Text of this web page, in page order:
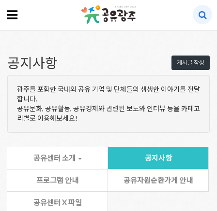
게시글 작성
공지사항
광주를 포함한 국내외 공유 기업 및 단체들의 생생한 이야기를 전달
합니다.
공유문화, 공유활동, 공유경제와 관련된 보도와 인터뷰 등을 카테고
리별로 이용해보세요!
공유센터 소개 공지사항
프로그램 안내 공유자원순환가게 안내
공유센터 X 파일